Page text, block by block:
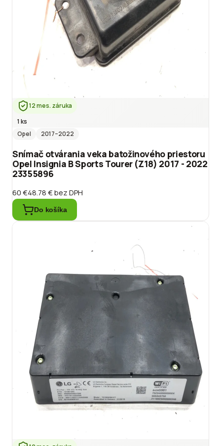
12 mes. záruka
1 ks
Opel
2017–2022
Snímač otvárania veka batožinového priestoru
Opel Insignia B Sports Tourer (Z18) 2017 - 2022
23355896
60 €48.78 €bez DPH
Do košíka